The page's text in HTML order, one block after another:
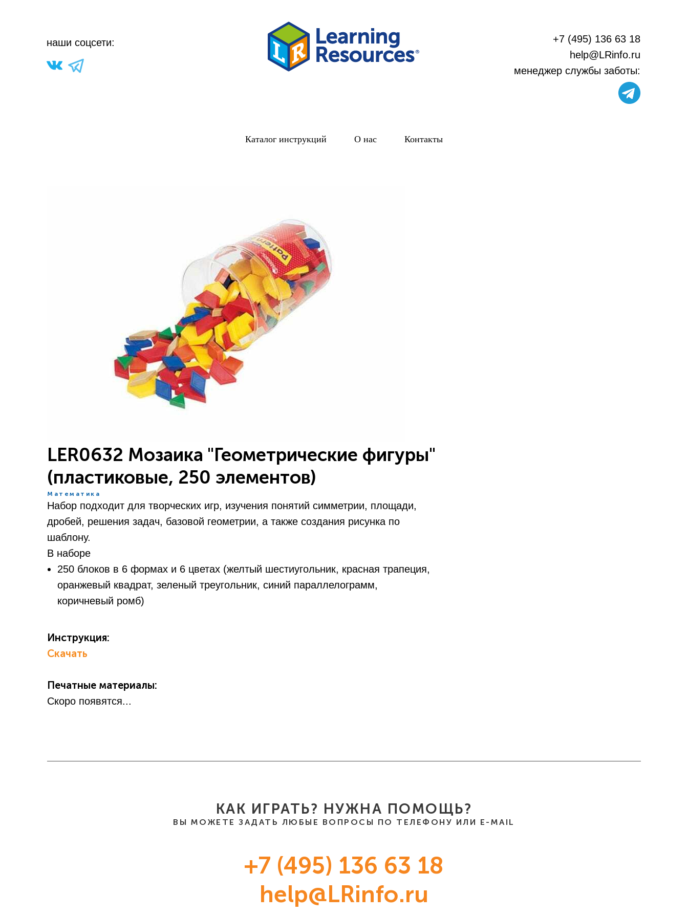
+7 (495) 136 63 18
help@LRinfo.ru
менеджер службы заботы:
наши соцсети:
Каталог инструкций О нас Контакты
LER0632 Мозаика "Геометрические фигуры"
(пластиковые, 250 элементов)
Математика
Набор подходит для творческих игр, изучения понятий симметрии, площади,
дробей, решения задач, базовой геометрии, а также создания рисунка по
шаблону.
В наборе
250 блоков в 6 формах и 6 цветах (желтый шестиугольник, красная трапеция,
оранжевый квадрат, зеленый треугольник, синий параллелограмм,
коричневый ромб)
Инструкция:
Скачать
Печатные материалы:
Скоро появятся...
КАК ИГРАТЬ? НУЖНА ПОМОЩЬ?
ВЫ МОЖЕТЕ ЗАДАТЬ ЛЮБЫЕ ВОПРОСЫ ПО ТЕЛЕФОНУ ИЛИ E-MAIL
+7 (495) 136 63 18
help@LRinfo.ru